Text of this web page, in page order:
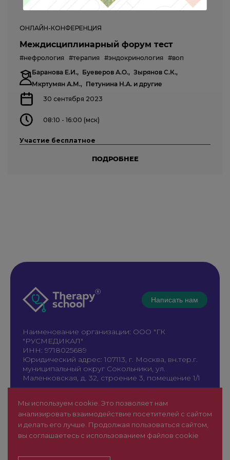
ОНЛАЙН-КОНФЕРЕНЦИЯ
Междисциплинарный форум тест
#нефрология #терапия #эндокринология #воп
Баранова Е.И., Буеверов А.О., Зырянов С.К.,
Мкртумян А.М., Петунина Н.А. и другие
30 сентября 2023
08:10 - 16:00 (мск)
Участие бесплатное
ПОДРОБНЕЕ
Написать нам
Наименование организации: ООО "ГК
"РУСМЕДИКАЛ"
ИНН: 9718025689
Юридический адрес: 107113, г. Москва, вн.тер.г.
муниципальный округ Сокольники, ул.
Маленковская, д. 32, строение 3, помещение 1/1
+7 961 196-42-49
therapy@rusmedical.ru
О нас
Мероприятия
1 уровень
Лекторы
Новости
FAQ
Сайт для специалистов здравоохранения (18+)
Мы используем cookie. Это позволяет нам
анализировать взаимодействие посетителей с сайтом
и делать его лучше. Продолжая пользоваться сайтом,
вы соглашаетесь с использованием файлов cookie